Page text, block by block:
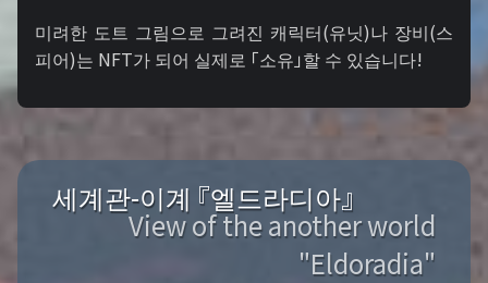
미려한 도트 그림으로 그려진 캐릭터(유닛)나 장비(스
피어)는 NFT가 되어 실제로 「소유」할 수 있습니다!
세계관-이계 『엘드라디아』
View of the another world
"Eldoradia"